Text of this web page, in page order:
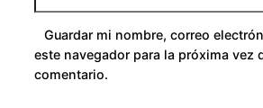
Guardar mi nombre, correo
este navegador para la próxima vez
comentario.